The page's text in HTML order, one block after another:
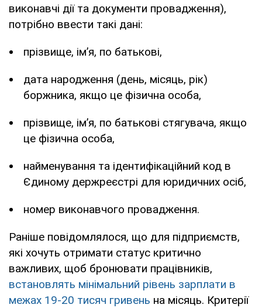
виконавчі дії та документи провадження),
потрібно ввести такі дані:
прізвище, ім’я, по батькові,
дата народження (день, місяць, рік)
боржника, якщо це фізична особа,
прізвище, ім’я, по батькові стягувача, якщо
це фізична особа,
найменування та ідентифікаційний код в
Єдиному держреєстрі для юридичних осіб,
номер виконавчого провадження.
Раніше повідомлялося, що для підприємств,
які хочуть отримати статус критично
важливих, щоб бронювати працівників,
встановлять мінімальний рівень зарплати в
межах 19-20 тисяч гривень на місяць. Критерії